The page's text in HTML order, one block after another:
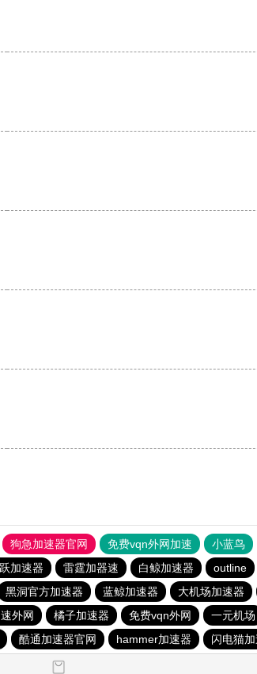
狗急加速器官网 免费vqn外网加速 小蓝鸟
加速器 雷霆加器速 白鲸加速器 outline
黑洞官方加速器 蓝鲸加速器 大机场加速器
外网 橘子加速器 免费vqn外网 一元机场
酷通加速器官网 hammer加速器 闪电猫